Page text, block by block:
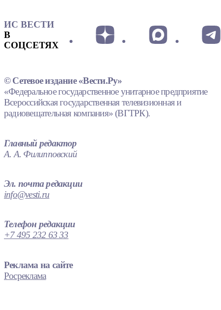
ИС ВЕСТИ
В
СОЦСЕТЯХ
© Сетевое издание «Вести.Ру»
«Федеральное государственное унитарное предприятие
Всероссийская государственная телевизионная и
радиовещательная компания» (ВГТРК).
Главный редактор
А. А. Филипповский
Эл. почта редакции
info@vesti.ru
Телефон редакции
+7 495 232 63 33
Реклама на сайте
Росреклама